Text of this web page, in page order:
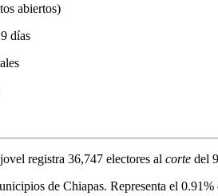
abiertos)
días
registra 36,747 electores al corte del
de Chiapas. Representa el 0.91%